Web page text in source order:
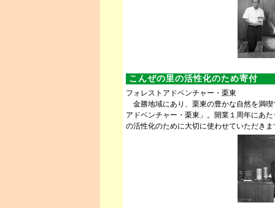
こんぜの里の活性化のため寄付
フォレストアドベンチャー・栗東
金勝地域にあり、栗東の豊かな自然を満
アドベンチャー・栗東」。開業１周年にあ
の活性化のために大切に使わせていただきま